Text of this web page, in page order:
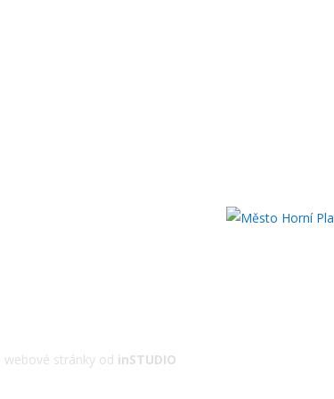
stránky od inSTUDIO